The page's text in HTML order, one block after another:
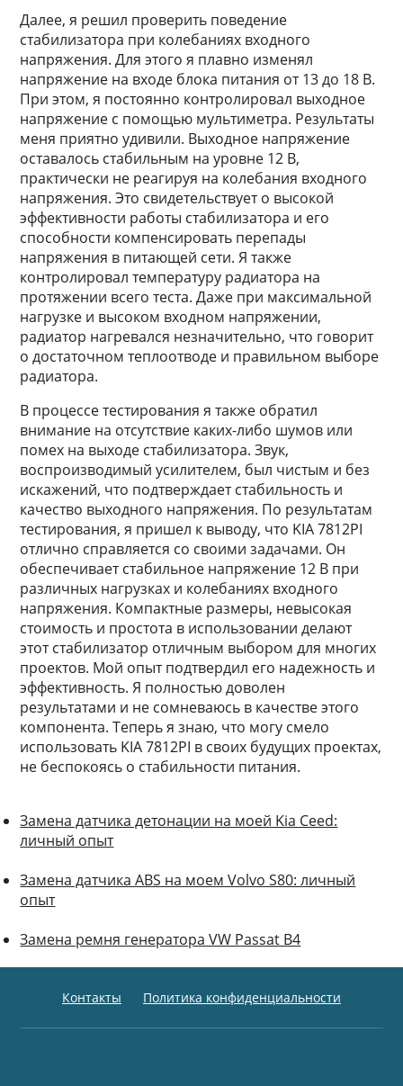
Далее, я решил проверить поведение
стабилизатора при колебаниях входного
напряжения. Для этого я плавно изменял
напряжение на входе блока питания от 13 до 18 В.
При этом, я постоянно контролировал выходное
напряжение с помощью мультиметра. Результаты
меня приятно удивили. Выходное напряжение
оставалось стабильным на уровне 12 В,
практически не реагируя на колебания входного
напряжения. Это свидетельствует о высокой
эффективности работы стабилизатора и его
способности компенсировать перепады
напряжения в питающей сети. Я также
контролировал температуру радиатора на
протяжении всего теста. Даже при максимальной
нагрузке и высоком входном напряжении,
радиатор нагревался незначительно, что говорит
о достаточном теплоотводе и правильном выборе
радиатора.
В процессе тестирования я также обратил
внимание на отсутствие каких-либо шумов или
помех на выходе стабилизатора. Звук,
воспроизводимый усилителем, был чистым и без
искажений, что подтверждает стабильность и
качество выходного напряжения. По результатам
тестирования, я пришел к выводу, что KIA 7812PI
отлично справляется со своими задачами. Он
обеспечивает стабильное напряжение 12 В при
различных нагрузках и колебаниях входного
напряжения. Компактные размеры, невысокая
стоимость и простота в использовании делают
этот стабилизатор отличным выбором для многих
проектов. Мой опыт подтвердил его надежность и
эффективность. Я полностью доволен
результатами и не сомневаюсь в качестве этого
компонента. Теперь я знаю, что могу смело
использовать KIA 7812PI в своих будущих проектах,
не беспокоясь о стабильности питания.
Замена датчика детонации на моей Kia Ceed:
личный опыт
Замена датчика ABS на моем Volvo S80: личный
опыт
Замена ремня генератора VW Passat B4
Контакты Политика конфиденциальности